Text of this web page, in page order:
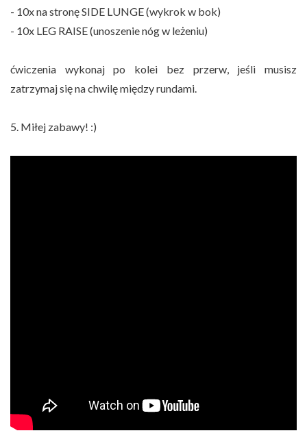
- 10x na stronę SIDE LUNGE (wykrok w bok)
- 10x LEG RAISE (unoszenie nóg w leżeniu)
ćwiczenia wykonaj po kolei bez przerw, jeśli musisz
zatrzymaj się na chwilę między rundami.
5. Miłej zabawy! :)